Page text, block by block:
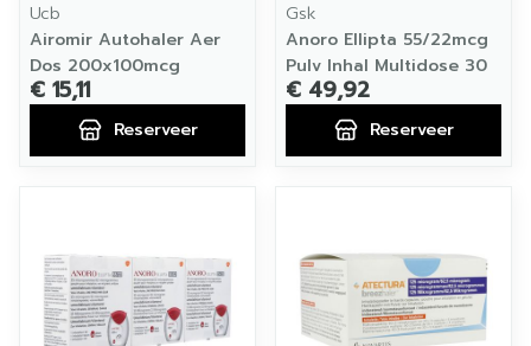
Ucb
Airomir Autohaler Aer
Dos 200x100mcg
€ 15,11
Reserveer
Gsk
Anoro Ellipta 55/22mcg
Pulv Inhal Multidose 30
€ 49,92
Reserveer